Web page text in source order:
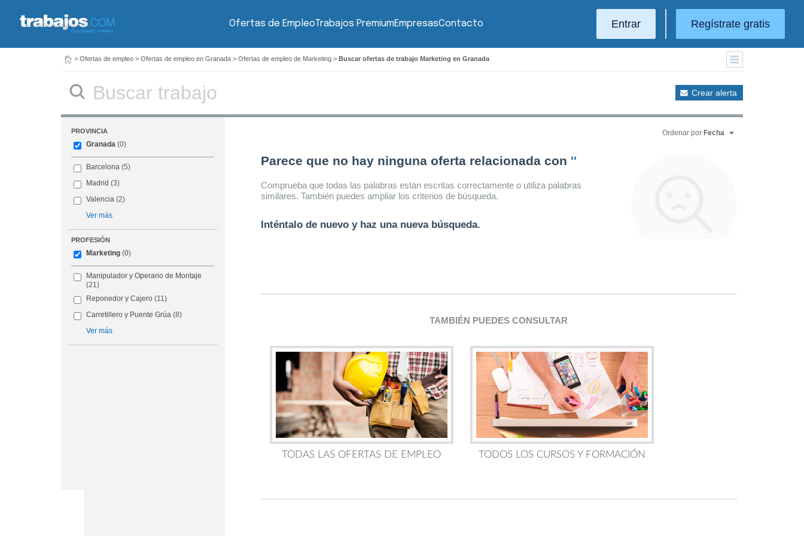
Ofertas de EmpleoTrabajos PremiumEmpresasContacto Entrar Regístrate gratis
> Ofertas de empleo > Ofertas de empleo en Granada > Ofertas de empleo de Marketing > Buscar ofertas de trabajo Marketing en Granada
Crear alerta
PROVINCIA
Granada (0)
Barcelona (5)
Madrid (3)
Valencia (2)
Ver más
PROFESIÓN
Marketing (0)
Manipulador y Operario de Montaje
(21)
Reponedor y Cajero (11)
Carretillero y Puente Grúa (8)
Ver más
Ordenar por Fecha
Parece que no hay ninguna oferta relacionada con ''
Comprueba que todas las palabras están escritas correctamente o utiliza palabras
similares. También puedes ampliar los criterios de búsqueda.
Inténtalo de nuevo y haz una nueva búsqueda.
TAMBIÉN PUEDES CONSULTAR
TODAS LAS OFERTAS DE EMPLEO TODOS LOS CURSOS Y FORMACIÓN